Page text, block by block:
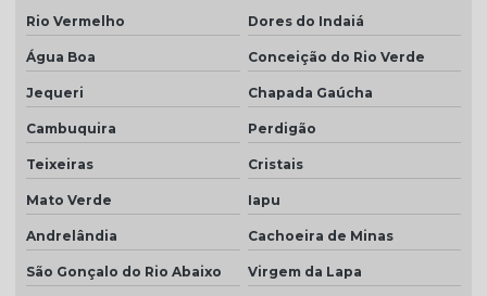
Rio Vermelho Dores do Indaiá
Água Boa Conceição do Rio Verde
Jequeri Chapada Gaúcha
Cambuquira Perdigão
Teixeiras Cristais
Mato Verde Iapu
Andrelândia Cachoeira de Minas
São Gonçalo do Rio Abaixo Virgem da Lapa